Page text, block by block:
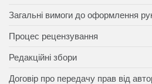
Загальні вимоги до оформлення
Процес рецензування
Редакційні збори
Договір про передачу прав від